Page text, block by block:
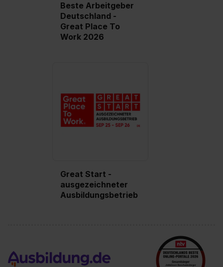
Beste Arbeitgeber
Deutschland -
Great Place To
Work 2026
Great Start -
ausgezeichneter
Ausbildungsbetrieb